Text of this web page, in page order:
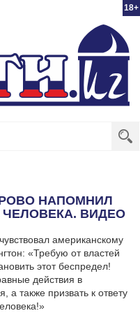
18+
НАПОМНИЛ
ВИДЕО
американскому
«Требую от властей
этот беспредел!
действия в
а также призвать к ответу